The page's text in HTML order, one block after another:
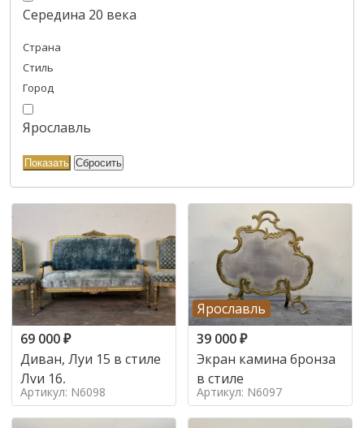
Середина 20 века
Страна
Стиль
Город
Ярославль
69 000₽
Диван, Луи 15 в стиле
Луи 16,
Артикул: N6098
Ярославль
39 000₽
Экран камина бронза
в стиле
Артикул: N6097